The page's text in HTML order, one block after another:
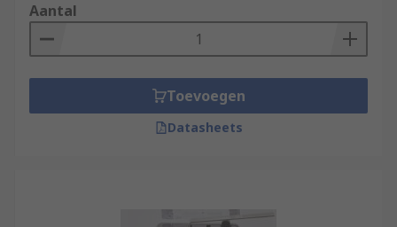
Aantal
Toevoegen
Datasheets